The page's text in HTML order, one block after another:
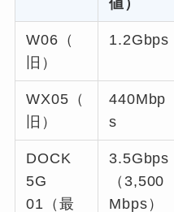
W06（
旧）
1.2Gbps
WX05（
旧）
440Mbp
s
DOCK
5G
01（最
3.5Gbps
（3,500
Mbps）